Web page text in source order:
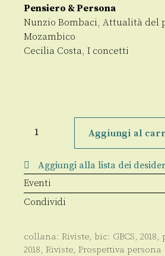
Pensiero & Persona
Nunzio Bombaci, Attualità del
Mozambico
Cecilia Costa, I concetti
Persona
Aggiungi al
Aggiungi alla lista dei
Eventi
Condividi
collana: Riviste, bic: GBCS, 2018,
2018, Riviste, Prospettiva persona